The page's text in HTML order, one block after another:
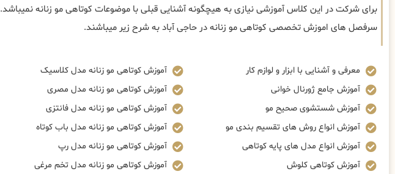
برای شرکت در این کلاس آموزشی نیازی به هیچگونه آشنایی قبلی با موضوعات کوتاهی مو زنانه نمیباشد.
سرفصل های اموزش تخصصی کوتاهی مو زنانه در حاجی آباد به شرح زیر میباشند.
معرفی و آشنایی با ابزار و لوازم کار
آموزش جامع ژورنال خوانی
آموزش شستشوی صحیح مو
آموزش انواع روش های تقسیم بندی مو
آموزش انواع مدل های پایه کوتاهی
آموزش کوتاهی کلوش
آموزش کوتاهی مو زنانه مدل کلاسیک
آموزش کوتاهی مو زنانه مدل مصری
آموزش کوتاهی مو زنانه مدل فانتزی
آموزش کوتاهی مو زنانه مدل باب کوتاه
آموزش کوتاهی مو زنانه مدل رپ
آموزش کوتاهی مو زنانه مدل تخم مرغی